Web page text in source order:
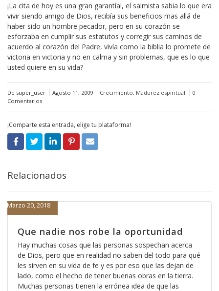
¡La cita de hoy es una gran garantía!, el salmista sabia lo que era
vivir siendo amigo de Dios, recibía sus beneficios mas allá de
haber sido un hombre pecador, pero en su corazón se
esforzaba en cumplir sus estatutos y corregir sus caminos de
acuerdo al corazón del Padre, vivía como la biblia lo promete de
victoria en victoria y no en calma y sin problemas, que es lo que
usted quiere en su vida?
De super_user Agosto 11, 2009 Crecimiento, Madurez espiritual
0
Comentarios
¡Comparte esta entrada, elige tu plataforma!
Relacionados
Que nadie nos robe la oportunidad
Marzo 20, 2018
Hay muchas cosas que las personas sospechan acerca
de Dios, pero que en realidad no saben del todo para qué
les sirven en su vida de fe y es por eso que las dejan de
lado, como el hecho de tener buenas obras en la tierra.
Muchas personas tienen la errónea idea de que las